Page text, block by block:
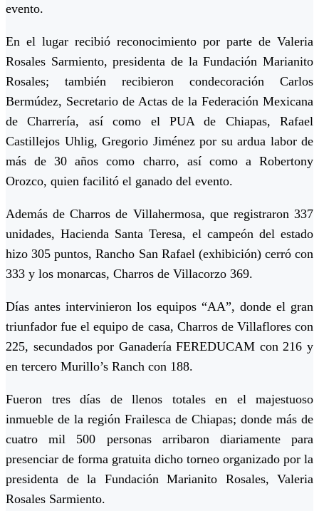
evento.
En el lugar recibió reconocimiento por parte de Valeria
Rosales Sarmiento, presidenta de la Fundación Marianito
Rosales; también recibieron condecoración Carlos
Bermúdez, Secretario de Actas de la Federación Mexicana
de Charrería, así como el PUA de Chiapas, Rafael
Castillejos Uhlig, Gregorio Jiménez por su ardua labor de
más de 30 años como charro, así como a Robertony
Orozco, quien facilitó el ganado del evento.
Además de Charros de Villahermosa, que registraron 337
unidades, Hacienda Santa Teresa, el campeón del estado
hizo 305 puntos, Rancho San Rafael (exhibición) cerró con
333 y los monarcas, Charros de Villacorzo 369.
Días antes intervinieron los equipos “AA”, donde el gran
triunfador fue el equipo de casa, Charros de Villaflores con
225, secundados por Ganadería FEREDUCAM con 216 y
en tercero Murillo’s Ranch con 188.
Fueron tres días de llenos totales en el majestuoso
inmueble de la región Frailesca de Chiapas; donde más de
cuatro mil 500 personas arribaron diariamente para
presenciar de forma gratuita dicho torneo organizado por la
presidenta de la Fundación Marianito Rosales, Valeria
Rosales Sarmiento.